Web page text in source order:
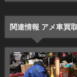
関連情報 アメ車買